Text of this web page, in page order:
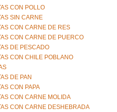
CON POLLO
SIN CARNE
CON CARNE DE RES
CON CARNE DE PUERCO
DE PESCADO
CON CHILE POBLANO
DE PAN
CON PAPA
CON CARNE MOLIDA
CON CARNE DESHEBRADA